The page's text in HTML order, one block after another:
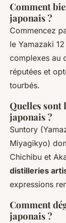
Comment
japonais ?
Commencez
le Yamazaki
complexes au
réputées et
tourbés.
Quelles sont
japonais ?
Suntory
Miyagikyo)
Chichibu et
distilleries
expressions
Comment
japonais ?